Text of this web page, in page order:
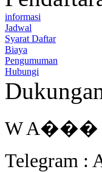
informasi
Jadwal
Syarat Daftar
Biaya
Pengumuman
Hubungi
W A��� :
Telegram :